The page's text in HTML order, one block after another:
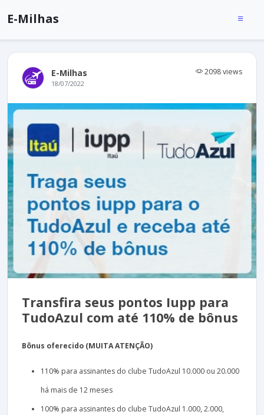
E-Milhas
E-Milhas 2098 views
18/07/2022
Transfira seus pontos Iupp para
TudoAzul com até 110% de bônus
Bônus oferecido (MUITA ATENÇÃO)
110% para assinantes do clube TudoAzul 10.000 ou 20.000
há mais de 12 meses
100% para assinantes do clube TudoAzul 1.000, 2.000,